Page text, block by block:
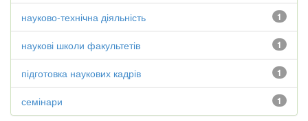
1
науково-технічна діяльність
1
наукові школи факультетів
1
підготовка наукових кадрів
1
семінари